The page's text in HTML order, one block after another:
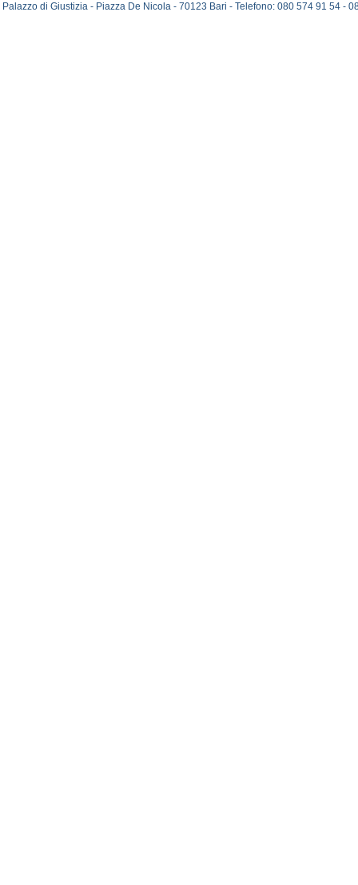
Palazzo di Giustizia - Piazza De Nicola - 70123 Bari - Telefono: 080 574 91 54 -